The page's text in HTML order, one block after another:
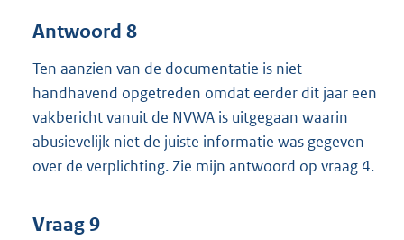
Antwoord 8
Ten aanzien van de documentatie is niet
handhavend opgetreden omdat eerder dit jaar een
vakbericht vanuit de NVWA is uitgegaan waarin
abusievelijk niet de juiste informatie was gegeven
over de verplichting. Zie mijn antwoord op vraag 4.
Vraag 9